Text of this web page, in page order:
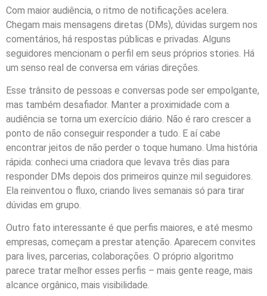
Com maior audiência, o ritmo de notificações acelera.
Chegam mais mensagens diretas (DMs), dúvidas surgem nos
comentários, há respostas públicas e privadas. Alguns
seguidores mencionam o perfil em seus próprios stories. Há
um senso real de conversa em várias direções.
Esse trânsito de pessoas e conversas pode ser empolgante,
mas também desafiador. Manter a proximidade com a
audiência se torna um exercício diário. Não é raro crescer a
ponto de não conseguir responder a tudo. E aí cabe
encontrar jeitos de não perder o toque humano. Uma história
rápida: conheci uma criadora que levava três dias para
responder DMs depois dos primeiros quinze mil seguidores.
Ela reinventou o fluxo, criando lives semanais só para tirar
dúvidas em grupo.
Outro fato interessante é que perfis maiores, e até mesmo
empresas, começam a prestar atenção. Aparecem convites
para lives, parcerias, colaborações. O próprio algoritmo
parece tratar melhor esses perfis – mais gente reage, mais
alcance orgânico, mais visibilidade.